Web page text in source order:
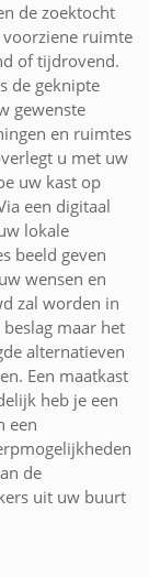
de zoektocht
ruimte
of tijdrovend.
de geknipte
gewenste
en ruimtes
u met uw
uw kast op
een digitaal
lokale
beeld geven
wensen en
zal worden in
maar het
alternatieven
Een maatkast
heb je een
een
de
uit uw buurt